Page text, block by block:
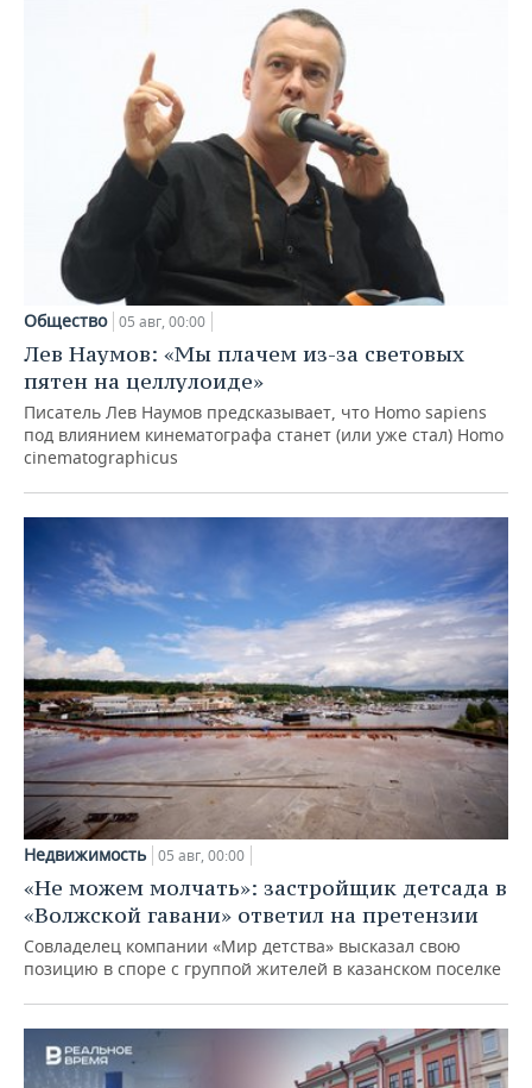
Общество 05 авг, 00:00
Лев Наумов: «Мы плачем из-за световых
пятен на целлулоиде»
Писатель Лев Наумов предсказывает, что Homo sapiens
под влиянием кинематографа станет (или уже стал) Homo
cinematographicus
Недвижимость 05 авг, 00:00
«Не можем молчать»: застройщик детсада в
«Волжской гавани» ответил на претензии
Совладелец компании «Мир детства» высказал свою
позицию в споре с группой жителей в казанском поселке